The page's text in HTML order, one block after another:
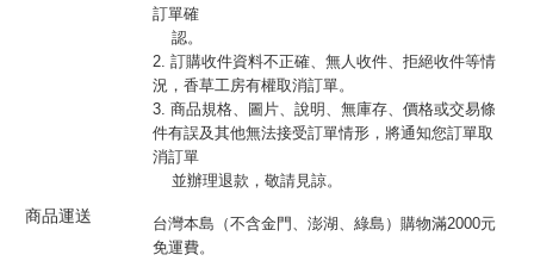
訂單確
認。
2. 訂購收件資料不正確、無人收件、拒絕收件等情
況，香草工房有權取消訂單。
3. 商品規格、圖片、說明、無庫存、價格或交易條
件有誤及其他無法接受訂單情形，將通知您訂單取
消訂單
並辦理退款，敬請見諒。
商品運送
台灣本島（不含金門、澎湖、綠島）購物滿2000元
免運費。